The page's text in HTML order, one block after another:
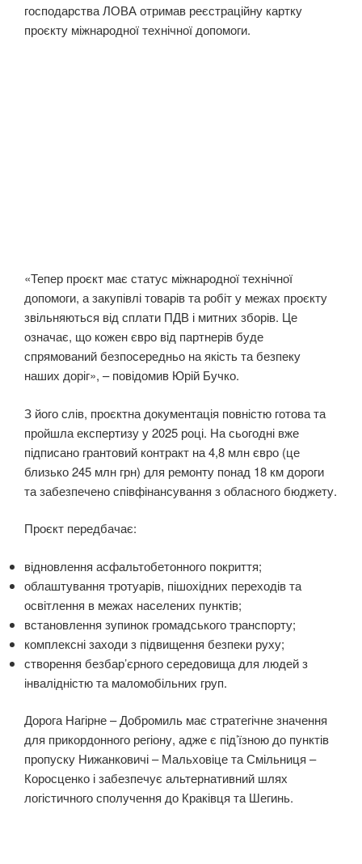
господарства ЛОВА отримав реєстраційну картку
проєкту міжнародної технічної допомоги.
«Тепер проєкт має статус міжнародної технічної
допомоги, а закупівлі товарів та робіт у межах проєкту
звільняються від сплати ПДВ і митних зборів. Це
означає, що кожен євро від партнерів буде
спрямований безпосередньо на якість та безпеку
наших доріг», – повідомив Юрій Бучко.
З його слів, проєктна документація повністю готова та
пройшла експертизу у 2025 році. На сьогодні вже
підписано грантовий контракт на 4,8 млн євро (це
близько 245 млн грн) для ремонту понад 18 км дороги
та забезпечено співфінансування з обласного бюджету.
Проєкт передбачає:
відновлення асфальтобетонного покриття;
облаштування тротуарів, пішохідних переходів та
освітлення в межах населених пунктів;
встановлення зупинок громадського транспорту;
комплексні заходи з підвищення безпеки руху;
створення безбар’єрного середовища для людей з
інвалідністю та маломобільних груп.
Дорога Нагірне – Добромиль має стратегічне значення
для прикордонного регіону, адже є під’їзною до пунктів
пропуску Нижанковичі – Мальховіце та Смільниця –
Коросценко і забезпечує альтернативний шлях
логістичного сполучення до Краківця та Шегинь.